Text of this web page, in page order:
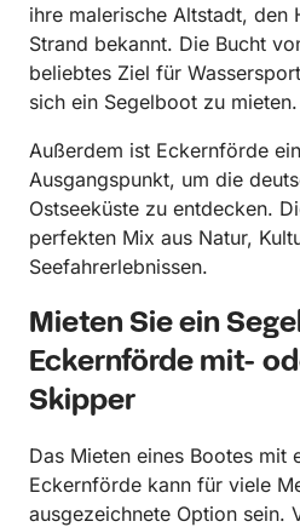
ihre malerische Altstadt, den
Strand bekannt. Die Bucht
beliebtes Ziel für
sich ein Segelboot zu mieten.
Außerdem ist Eckernförde
Ausgangspunkt, um die
Ostseeküste zu entdecken.
perfekten Mix aus Natur,
Seefahrerlebnissen.
Mieten Sie ein
Eckernförde mit-
Skipper
Das Mieten eines Bootes mit
Eckernförde kann für viele
ausgezeichnete Option sein.